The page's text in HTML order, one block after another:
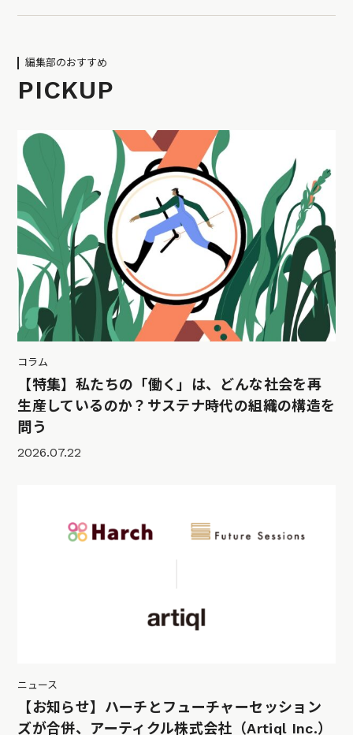
編集部のおすすめ
PICKUP
コラム
【特集】私たちの「働く」は、どんな社会を再
生産しているのか？サステナ時代の組織の構造を
問う
2026.07.22
ニュース
【お知らせ】ハーチとフューチャーセッション
ズが合併、アーティクル株式会社（Artiql Inc.）